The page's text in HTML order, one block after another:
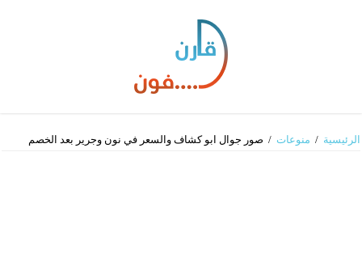
الرئيسية / منوعات / صور جوال ابو كشاف والسعر في نون وجرير بعد الخصم